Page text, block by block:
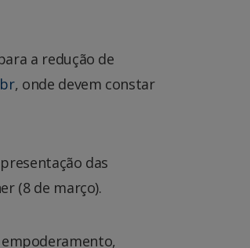
a redução de
, onde devem constar
das
(8 de março).